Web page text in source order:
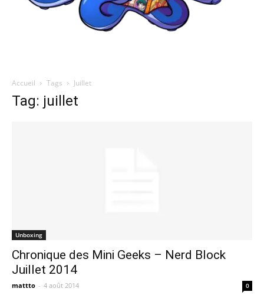
Accueil Tags Juillet
Tag: juillet
Unboxing
Chronique des Mini Geeks – Nerd Block
Juillet 2014
mattto - 4 août 2014 0